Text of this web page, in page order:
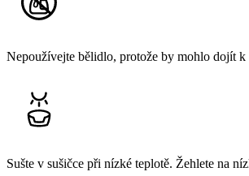
Nepoužívejte bělidlo, protože by mohlo dojít k
Sušte v sušičce při nízké teplotě. Žehlete na